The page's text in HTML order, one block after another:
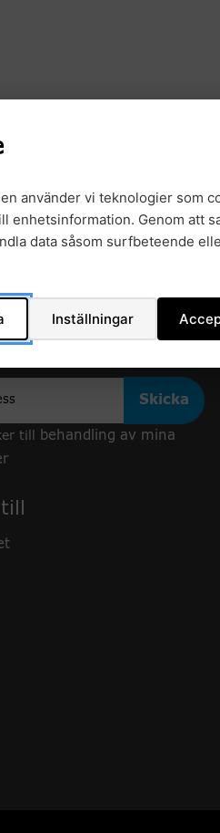
till vårt nyhetsbrev
till
behandling av mina
använder vi teknologier som
enhetsinformation. Genom att
data såsom surfbeteende
Inställningar